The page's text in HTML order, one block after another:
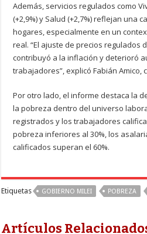
Además, servicios regulados como
(+2,9%) y Salud (+2,7%) reflejan una
hogares, especialmente en un
real. “El ajuste de precios regulados
contribuyó a la inflación y deterioró
trabajadores”, explicó Fabián Amico,
Por otro lado, el informe destaca la
la pobreza dentro del universo
registrados y los trabajadores
pobreza inferiores al 30%, los
calificados superan el 60%.
Etiquetas GOBIERNO MILEI POBREZA
Artículos